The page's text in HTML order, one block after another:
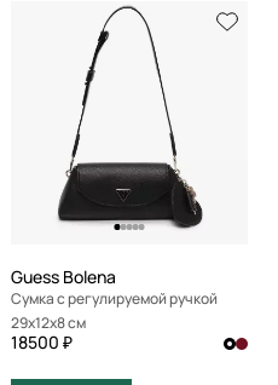
Guess Bolena
Сумка с регулируемой ручкой
29x12x8 см
18500 ₽